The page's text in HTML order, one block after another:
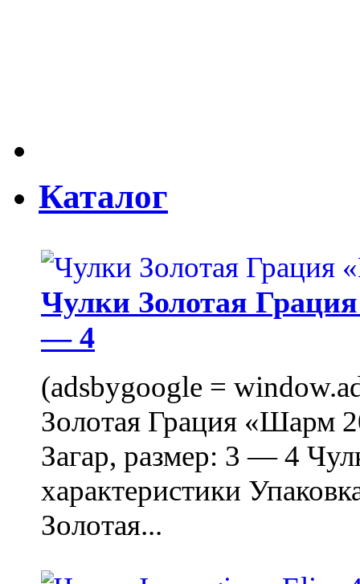
Каталог
Чулки Золотая
— 4
(adsbygoogle =
Золотая Грация «Шарм
Загар, размер: 3 — 4
характеристики
Золотая...